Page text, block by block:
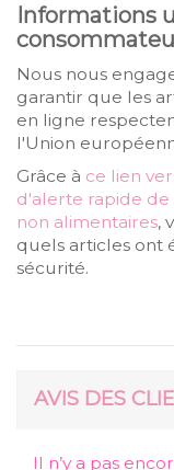
Informations
Nous nous
garantir que les
en ligne
l'Union
Grâce à ce lien
d'alerte rapide
non alimentaires,
quels articles ont
sécurité.
AVIS DES
Il n’y a pas